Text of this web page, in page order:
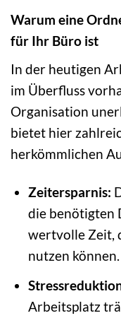
Warum eine
für Ihr Büro ist
In der heutigen
im Überfluss
Organisation
bietet hier
herkömmlichen
Zeitersparnis:
die benötigten
wertvolle Zeit,
nutzen können.
Arbeitsplatz